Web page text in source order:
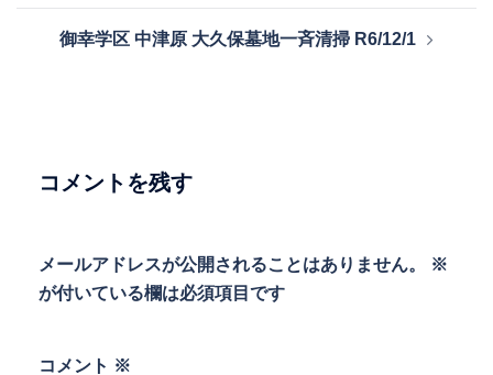
ン
御幸学区 中津原 大久保墓地一斉清掃 R6/12/1
コメントを残す
メールアドレスが公開されることはありません。
※
が付いている欄は必須項目です
コメント ※